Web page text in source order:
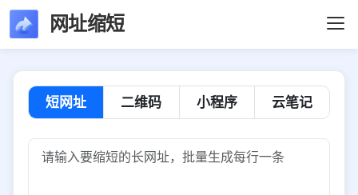
网址缩短
短网址 二维码 小程序 云笔记